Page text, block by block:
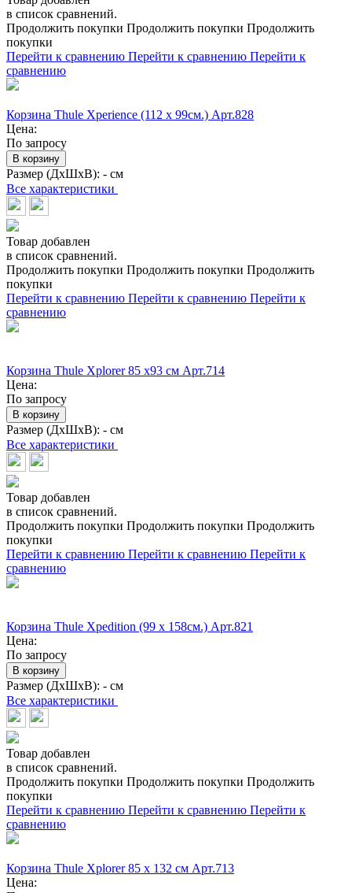
в список сравнений.
Продолжить покупки Продолжить покупки Продолжить
покупки
Перейти к сравнению Перейти к сравнению Перейти к
сравнению
Корзина Thule Xperience (112 x 99см.) Арт.828
Цена:
По запросу
В корзину
Размер (ДхШхВ): - см
Все характеристики
Товар добавлен
в список сравнений.
Продолжить покупки Продолжить покупки Продолжить
покупки
Перейти к сравнению Перейти к сравнению Перейти к
сравнению
Корзина Thule Xplorer 85 х93 см Арт.714
Цена:
По запросу
В корзину
Размер (ДхШхВ): - см
Все характеристики
Товар добавлен
в список сравнений.
Продолжить покупки Продолжить покупки Продолжить
покупки
Перейти к сравнению Перейти к сравнению Перейти к
сравнению
Корзина Thule Xpedition (99 x 158см.) Арт.821
Цена:
По запросу
В корзину
Размер (ДхШхВ): - см
Все характеристики
Товар добавлен
в список сравнений.
Продолжить покупки Продолжить покупки Продолжить
покупки
Перейти к сравнению Перейти к сравнению Перейти к
сравнению
Корзина Thule Xplorer 85 x 132 см Арт.713
Цена: